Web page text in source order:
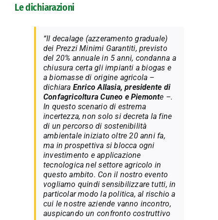
Le dichiarazioni
“Il decalage (azzeramento graduale)
dei Prezzi Minimi Garantiti, previsto
del 20% annuale in 5 anni, condanna a
chiusura certa gli impianti a biogas e
a biomasse di origine agricola –
dichiara Enrico Allasia, presidente di
Confagricoltura Cuneo e Piemonte –.
In questo scenario di estrema
incertezza, non solo si decreta la fine
di un percorso di sostenibilità
ambientale iniziato oltre 20 anni fa,
ma in prospettiva si blocca ogni
investimento e applicazione
tecnologica nel settore agricolo in
questo ambito. Con il nostro evento
vogliamo quindi sensibilizzare tutti, in
particolar modo la politica, al rischio a
cui le nostre aziende vanno incontro,
auspicando un confronto costruttivo